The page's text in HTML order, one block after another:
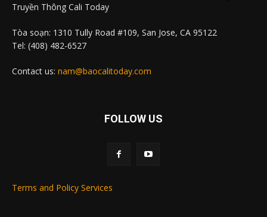
Truyền Thông Cali Today
Tòa soạn: 1310 Tully Road #109, San Jose, CA 95122
Tel: (408) 482-6527
Contact us: nam@baocalitoday.com
FOLLOW US
Terms and Policy Services